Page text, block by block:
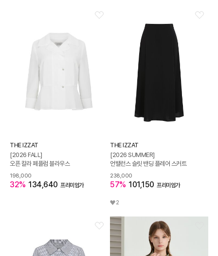
THE IZZAT
[2026 FALL]
오픈 칼라 페플럼 블라우스
198,000
32% 134,640 프리미엄가
THE IZZAT
[2026 SUMMER]
언밸런스 슬릿 밴딩 플레어 스커트
238,000
57% 101,150 프리미엄가
2